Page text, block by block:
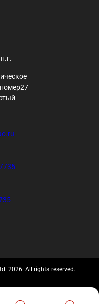
2026. All rights reserved.